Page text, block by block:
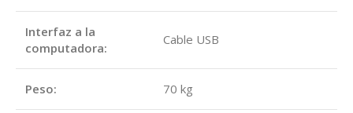
Interfaz a la
computadora:
Cable USB
Peso: 70 kg